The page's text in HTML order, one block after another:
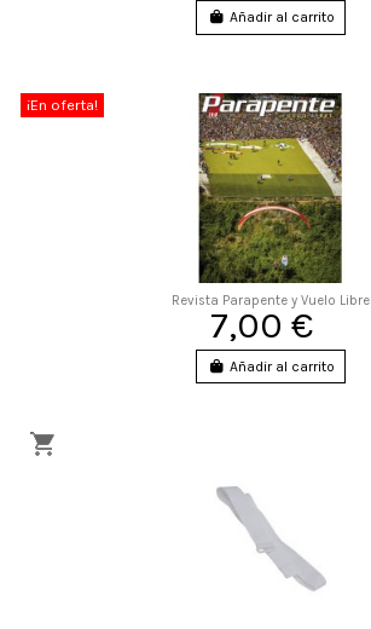
Añadir al carrito
¡En oferta!
Revista Parapente y Vuelo Libre
7,00 €
Añadir al carrito